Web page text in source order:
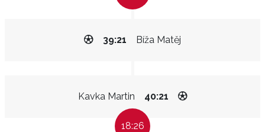
Bíža Matěj
39:21
Kavka Martin 40:21
18:26